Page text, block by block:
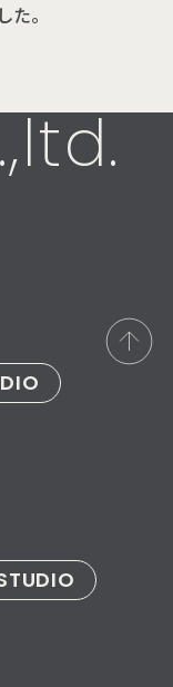
。